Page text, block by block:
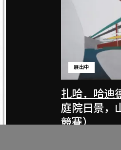
扎哈．哈迪
展出中
庭院日景，
競賽）